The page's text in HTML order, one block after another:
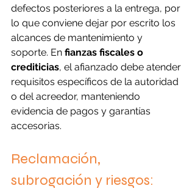
defectos posteriores a la entrega, por
lo que conviene dejar por escrito los
alcances de mantenimiento y
soporte. En fianzas fiscales o
crediticias, el afianzado debe atender
requisitos específicos de la autoridad
o del acreedor, manteniendo
evidencia de pagos y garantías
accesorias.
Reclamación,
subrogación y riesgos: